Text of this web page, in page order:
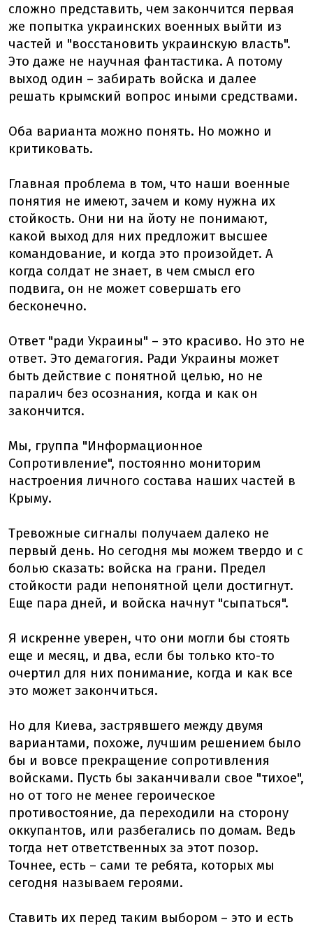
сложно представить, чем закончится первая
же попытка украинских военных выйти из
частей и "восстановить украинскую власть".
Это даже не научная фантастика. А потому
выход один – забирать войска и далее
решать крымский вопрос иными средствами.
Оба варианта можно понять. Но можно и
критиковать.
Главная проблема в том, что наши военные
понятия не имеют, зачем и кому нужна их
стойкость. Они ни на йоту не понимают,
какой выход для них предложит высшее
командование, и когда это произойдет. А
когда солдат не знает, в чем смысл его
подвига, он не может совершать его
бесконечно.
Ответ "ради Украины" – это красиво. Но это не
ответ. Это демагогия. Ради Украины может
быть действие с понятной целью, но не
паралич без осознания, когда и как он
закончится.
Мы, группа "Информационное
Сопротивление", постоянно мониторим
настроения личного состава наших частей в
Крыму.
Тревожные сигналы получаем далеко не
первый день. Но сегодня мы можем твердо и с
болью сказать: войска на грани. Предел
стойкости ради непонятной цели достигнут.
Еще пара дней, и войска начнут "сыпаться".
Я искренне уверен, что они могли бы стоять
еще и месяц, и два, если бы только кто-то
очертил для них понимание, когда и как все
это может закончиться.
Но для Киева, застрявшего между двумя
вариантами, похоже, лучшим решением было
бы и вовсе прекращение сопротивления
войсками. Пусть бы заканчивали свое "тихое",
но от того не менее героическое
противостояние, да переходили на сторону
оккупантов, или разбегались по домам. Ведь
тогда нет ответственных за этот позор.
Точнее, есть – сами те ребята, которых мы
сегодня называем героями.
Ставить их перед таким выбором – это и есть